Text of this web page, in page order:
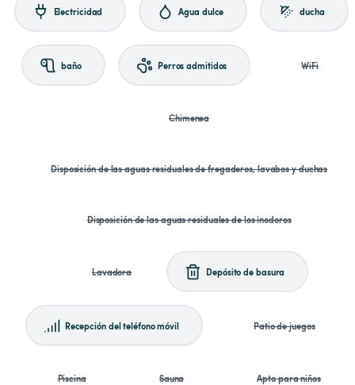
Electricidad Agua dulce ducha
baño Perros admitidos WiFi
Chimenea
Disposición de las aguas residuales de fregaderos, lavabos y duchas
Disposición de las aguas residuales de los inodoros
Lavadora Depósito de basura
Recepción del teléfono móvil Patio de juegos
Piscina Sauna Apto para niños